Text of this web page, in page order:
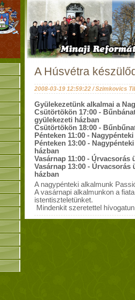
A Húsvétra
2008-03-19 12:59:22 / Szimkovics
Gyülekezetünk alkalmai a
Csütörtökön 17:00 -
gyülekezeti házban
Csütörtökön 18:00 -
Pénteken 11:00 -
Pénteken 13:00 -
házban
Vasárnap 11:00 -
Vasárnap 13:00 -
házban
A nagypénteki alkalmunk
A vasárnapi alkalmunkon a
istentiszteletünket.
Mindenkit szeretettel